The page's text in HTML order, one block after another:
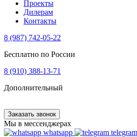
Проекты
Дилерам
Контакты
8 (987) 742-05-22
Бесплатно по России
8 (910) 388-13-71
Дополнительный
Заказать звонок
Мы в мессенджерах
whatsapp
telegram